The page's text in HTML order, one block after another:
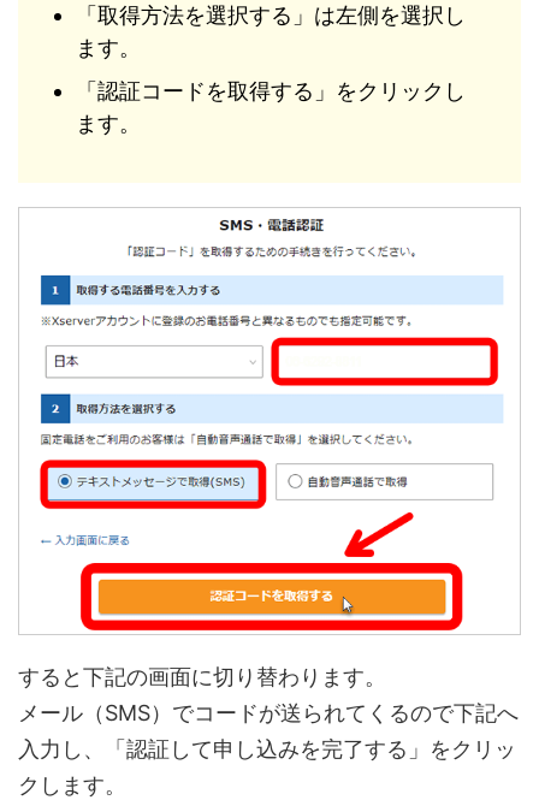
「取得方法を選択する」は左側を選択し
ます。
「認証コードを取得する」をクリックし
ます。
すると下記の画面に切り替わります。
メール（SMS）でコードが送られてくるので下記へ
入力し、「認証して申し込みを完了する」をクリッ
クします。